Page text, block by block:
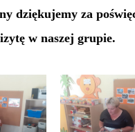
dziękujemy za
w naszej grupie.